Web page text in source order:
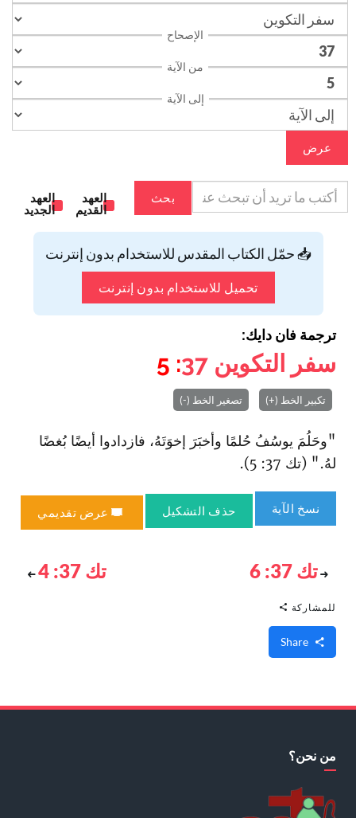
الإصحاح
من الآية
إلى الآية
عرض
بحث
العهد
القديم
العهد
الجديد
📥 حمّل الكتاب المقدس للاستخدام بدون إنترنت
تحميل للاستخدام بدون إنترنت
ترجمة فان دايك:
سفر التكوين 37
: 5
تكبير الخط (+) تصغير الخط (-)
"وحَلُمَ يوسُفُ حُلمًا وأخبَرَ إخوَتَهُ، فازدادوا أيضًا بُغضًا
لهُ." (تك 37: 5).
نسخ الآية حذف التشكيل عرض تقديمي
تك 37: 6 تك 37: 4
للمشاركة
من نحن؟